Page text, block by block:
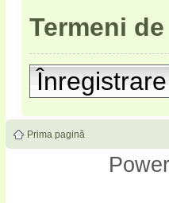
Termeni
Înregistrare
Prima pagină